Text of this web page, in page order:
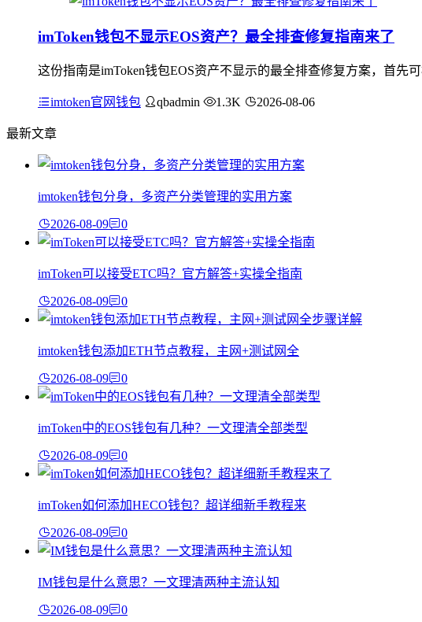
imToken钱包不显示EOS资产？最全排查修复指南来了
这份指南是imToken钱包EOS资产不显示的最全排查修复方案，首先
imtoken官网钱包 qbadmin 1.3K 2026-08-06
最新文章
imtoken钱包分身，多资产分类管理的实用方案
2026-08-09 0
imToken可以接受ETC吗？官方解答+实操全指南
2026-08-09 0
imtoken钱包添加ETH节点教程，主网+测试网全
2026-08-09 0
imToken中的EOS钱包有几种？一文理清全部类型
2026-08-09 0
imToken如何添加HECO钱包？超详细新手教程来
2026-08-09 0
IM钱包是什么意思？一文理清两种主流认知
2026-08-09 0